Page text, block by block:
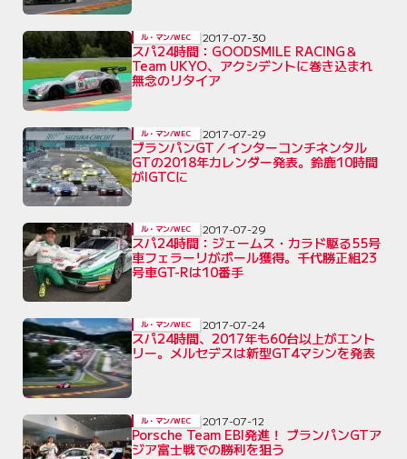
スパ24時間：GOODSMILE RACING＆
Team UKYO、アクシデントに巻き込まれ
無念のリタイア
ル・マン/WEC 2017-07-30
ブランパンGT／インターコンチネンタル
GTの2018年カレンダー発表。鈴鹿10時間
がIGTCに
ル・マン/WEC 2017-07-29
スパ24時間：ジェームス・カラド駆る55号
車フェラーリがポール獲得。千代勝正組23
号車GT-Rは10番手
ル・マン/WEC 2017-07-29
スパ24時間、2017年も60台以上がエント
リー。メルセデスは新型GT4マシンを発表
ル・マン/WEC 2017-07-24
Porsche Team EBI発進！ ブランパンGTア
ジア富士戦での勝利を狙う
ル・マン/WEC 2017-07-12